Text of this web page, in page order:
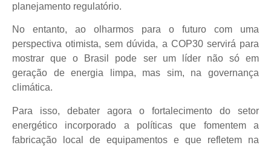
planejamento regulatório.
No entanto, ao olharmos para o futuro com uma
perspectiva otimista, sem dúvida, a COP30 servirá para
mostrar que o Brasil pode ser um líder não só em
geração de energia limpa, mas sim, na governança
climática.
Para isso, debater agora o fortalecimento do setor
energético incorporado a políticas que fomentem a
fabricação local de equipamentos e que refletem na